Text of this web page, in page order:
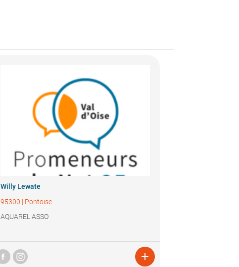
Willy Lewate
95300 | Pontoise
AQUAREL ASSO
